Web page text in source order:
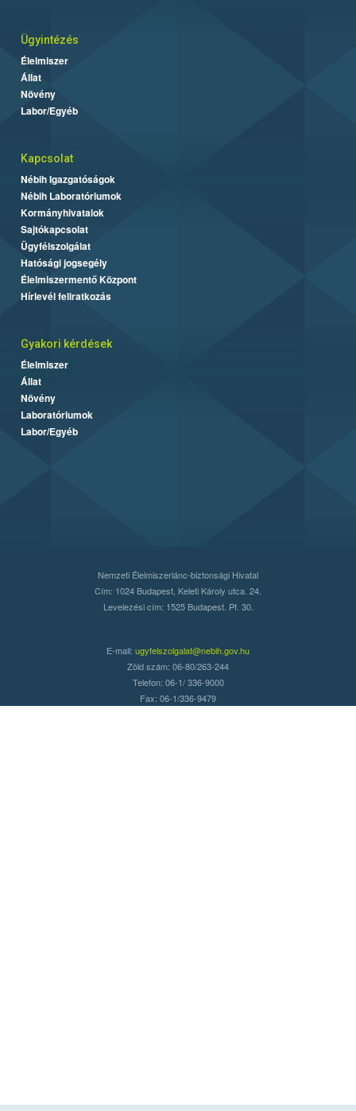
Ügyintézés
Élelmiszer
Állat
Növény
Labor/Egyéb
Kapcsolat
Nébih Igazgatóságok
Nébih Laboratóriumok
Kormányhivatalok
Sajtókapcsolat
Ügyfélszolgálat
Hatósági jogsegély
Élelmiszermentő Központ
Hírlevél feliratkozás
Gyakori kérdések
Élelmiszer
Állat
Növény
Laboratóriumok
Labor/Egyéb
Nemzeti Élelmiszerlánc-biztonsági Hivatal
Cím: 1024 Budapest, Keleti Károly utca. 24.
Levelezési cím: 1525 Budapest. Pf. 30.
E-mail: ugyfelszolgalat@nebih.gov.hu
Zöld szám: 06-80/263-244
Telefon: 06-1/ 336-9000
Fax: 06-1/336-9479